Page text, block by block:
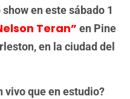
en este sábado 1
Teran” en Pine
en la ciudad del
vivo que en estudio?